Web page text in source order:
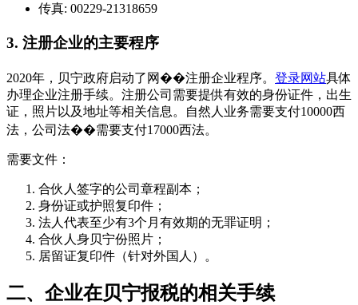
传真: 00229-21318659
3. 注册企业的主要程序
2020年，贝宁政府启动了网��注册企业程序。 登录网站具体
办理企业注册手续。注册公司需要提供有效的身份证件，出生
证，照片以及地址等相关信息。自然人业务需要支付10000西
法，公司法��需要支付17000西法。
需要文件：
合伙人签字的公司章程副本；
身份证或护照复印件；
法人代表至少有3个月有效期的无罪证明；
合伙人身贝宁份照片；
居留证复印件（针对外国人）。
二、企业在贝宁报税的相关手续